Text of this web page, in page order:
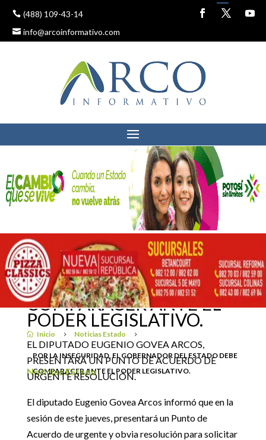
(488) 109-43-14
info@arcoinformativo.com
 Inicio 5 Noticias Estado 5
POR LA INSEGURIDAD, EL GOBERNADOR DEL ESTADO DEBE
COMPARACER ANTE EL PODER LEGISLATIVO.
POR LA INSEGURIDAD, EL
GOBERNADOR DEL
ESTADO DEBE
COMPARACER ANTE EL
PODER LEGISLATIVO.
Noticias Estado
25 octubre, 2018
EL DIPUTADO EUGENIO GOVEA ARCOS,
PRESENTARÁ UN PUNTO DE ACUERDO DE
URGENTE RESOLUCIÓN.
El diputado Eugenio Govea Arcos informó que en la
sesión de este jueves, presentará un Punto de
Acuerdo de urgente y obvia resolución para solicitar